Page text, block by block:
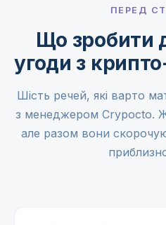
ПЕРЕД
Що зробити
угоди з
Шість речей, які варто
з менеджером Crypocto.
але разом вони